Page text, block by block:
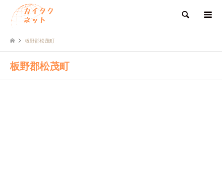
検索
板野郡松茂町
板野郡松茂町